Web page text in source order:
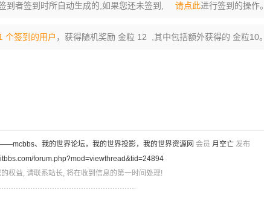
者签到时所自动生成的,如果您还未签到, 请点此进行签到的操作。
个签到的用户 ，获得随机奖励 金粒 12 ,其中包括额外获得的 金粒10。
、我的世界论坛，我的世界投影，我的世界资源网 会员 月空亡 发布
forum.php?mod=viewthread&tid=24894
权益, 请联系站长, 将在收到信息的第一时间处理!